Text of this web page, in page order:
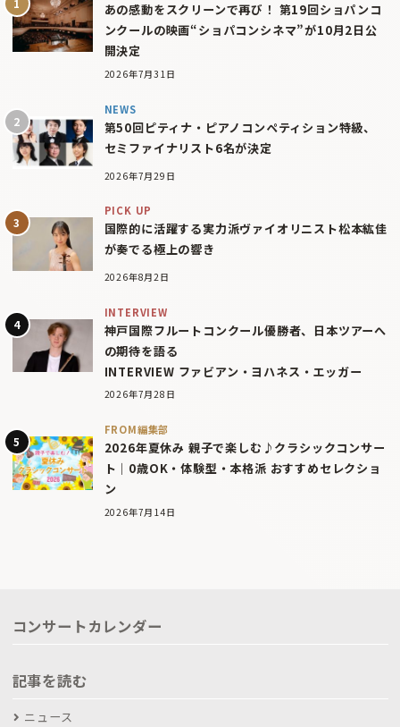
あの感動をスクリーンで再び！ 第19回ショパンコ
ンクールの映画“ショパコンシネマ”が10月2日公
開決定
2026年7月31日
NEWS
第50回ピティナ・ピアノコンペティション特級、
セミファイナリスト6名が決定
2026年7月29日
PICK UP
国際的に活躍する実力派ヴァイオリニスト松本紘佳
が奏でる極上の響き
2026年8月2日
INTERVIEW
神戸国際フルートコンクール優勝者、日本ツアーへ
の期待を語る
INTERVIEW ファビアン・ヨハネス・エッガー
2026年7月28日
FROM編集部
2026年夏休み 親子で楽しむ♪クラシックコンサー
ト｜0歳OK・体験型・本格派 おすすめセレクショ
ン
2026年7月14日
コンサートカレンダー
記事を読む
ニュース